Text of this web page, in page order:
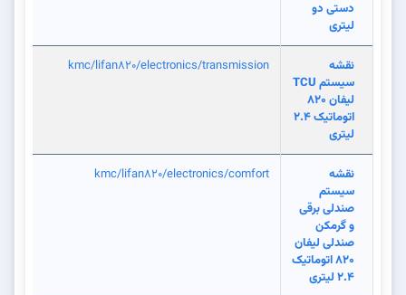
دستی دو
لیتری
نقشه
سیستم TCU
لیفان 820
اتوماتیک 2.4
لیتری
kmc/lifan820/electronics/transmission
نقشه
سیستم
صندلی برقی
و گرمکن
صندلی لیفان
820 اتوماتیک
2.4 لیتری
kmc/lifan820/electronics/comfort